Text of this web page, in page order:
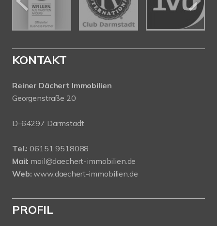
KONTAKT
Reiner Dächert Immobilien
Georgenstraße 20
D-64297 Darmstadt
Tel.: 06151 9518088
Mail: mail@daechert-immobilien.de
Web: www.daechert-immobilien.de
PROFIL